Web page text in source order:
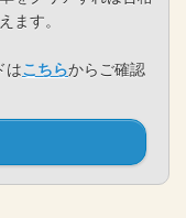
ます。
はこちらからご確認